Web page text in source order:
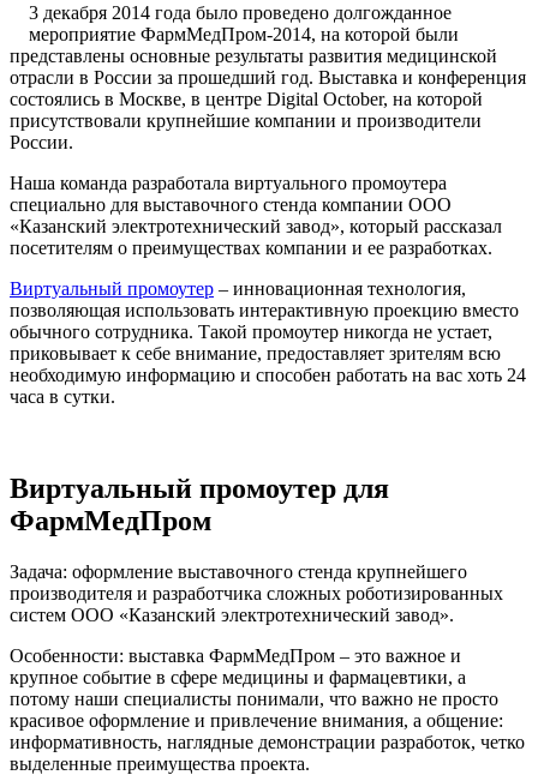
3 декабря 2014 года было проведено долгожданное
мероприятие ФармМедПром-2014, на которой были
представлены основные результаты развития медицинской
отрасли в России за прошедший год. Выставка и конференция
состоялись в Москве, в центре Digital October, на которой
присутствовали крупнейшие компании и производители
России.
Наша команда разработала виртуального промоутера
специально для выставочного стенда компании ООО
«Казанский электротехнический завод», который рассказал
посетителям о преимуществах компании и ее разработках.
Виртуальный промоутер – инновационная технология,
позволяющая использовать интерактивную проекцию вместо
обычного сотрудника. Такой промоутер никогда не устает,
приковывает к себе внимание, предоставляет зрителям всю
необходимую информацию и способен работать на вас хоть 24
часа в сутки.
Виртуальный промоутер для
ФармМедПром
Задача: оформление выставочного стенда крупнейшего
производителя и разработчика сложных роботизированных
систем ООО «Казанский электротехнический завод».
Особенности: выставка ФармМедПром – это важное и
крупное событие в сфере медицины и фармацевтики, а
потому наши специалисты понимали, что важно не просто
красивое оформление и привлечение внимания, а общение:
информативность, наглядные демонстрации разработок, четко
выделенные преимущества проекта.